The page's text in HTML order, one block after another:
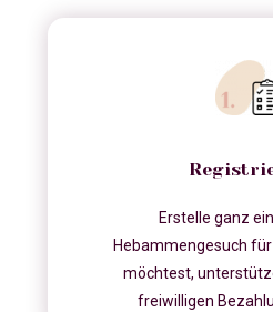
Erstelle ganz
Hebammengesuch für
möchtest,
freiwilligen